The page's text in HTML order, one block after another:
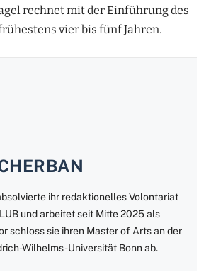
rechnet mit der Einführung des
vier bis fünf Jahren.
ihr redaktionelles Volontariat
und arbeitet seit Mitte 2025 als
schloss sie ihren Master of Arts an der
Wilhelms-Universität Bonn ab.